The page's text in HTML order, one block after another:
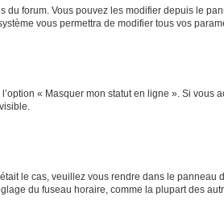
forum. Vous pouvez les modifier depuis le
vous permettra de modifier tous vos
« Masquer mon statut en ligne ». Si
le cas, veuillez vous rendre dans le
du fuseau horaire, comme la plupart des